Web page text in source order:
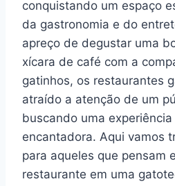
conquistando um espaço
da gastronomia e do
apreço de degustar uma
xícara de café com a
gatinhos, os restaurantes
atraído a atenção de um
buscando uma
encantadora. Aqui vamos
para aqueles que pensam
restaurante em uma